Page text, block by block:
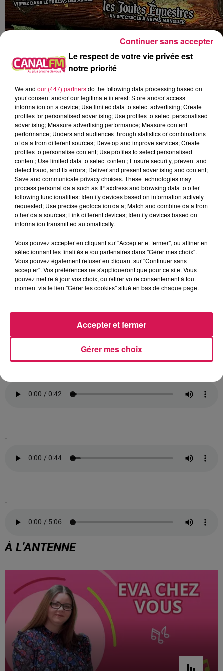
>>> Jérémy Michaux, président de l’association
Les Leux de Malbuge :
-
-
À L'ANTENNE
Le respect de votre vie privée est
notre priorité
We and our (447) partnersdo the following data processing based on
your consent and/or our legitimate interest: Store and/or access
information on a device; Use limited data to select advertising; Create
profiles for personalised advertising; Use profiles to select personalised
advertising; Measure advertising performance; Measure content
performance; Understand audiences through statistics or combinations
of data from different sources; Develop and improve services; Create
profiles to personalise content; Use profiles to select personalised
content; Use limited data to select content; Ensure security, prevent and
detect fraud, and fix errors; Deliver and present advertising and content;
Save and communicate privacy choices. These technologies may
process personal data such as IP address and browsing data to offer
following functionalities: Identify devices based on information actively
requested; Use precise geolocation data; Match and combine data from
other data sources; Link different devices; Identify devices based on
information transmitted automatically.
Vous pouvez accepter en cliquant sur "Accepter et fermer", ou affiner en
sélectionnant les finalités et/ou partenaires dans "Gérer mes choix".
Vous pouvez également refuser en cliquant sur "Continuer sans
accepter". Vos préférences ne s'appliqueront que pour ce site. Vous
pouvez mettre à jour vos choix, ou retirer votre consentement à tout
moment via le lien "Gérer les cookies" situé en bas de chaque page.
Gérer mes choix
Accepter et fermer
Continuer sans accepter